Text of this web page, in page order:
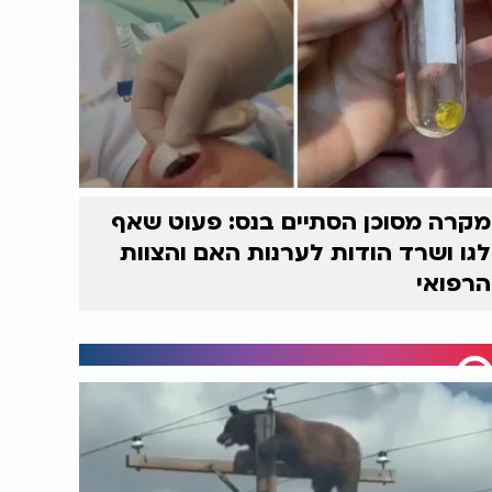
מקרה מסוכן הסתיים בנס: פעוט שאף
לגו ושרד הודות לערנות האם והצוות
הרפואי